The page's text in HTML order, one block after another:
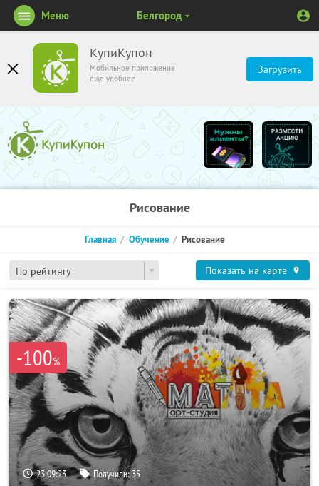
КупиКупон
Мобильное приложение
ещё удобнее
Загрузить
Меню Белгород
Рисование
По рейтингу
Главная Обучение Рисование
Показать на карте
-100%
23:09:22 Получили:35